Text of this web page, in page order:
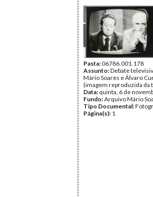
Pasta:06786.001.178
Assunto:Debate
Mário Soares e Álvaro
(imagem reproduzida da
Data: quinta, 6 de
Fundo:Arquivo Mário
Tipo Documental:
Página(s): 1